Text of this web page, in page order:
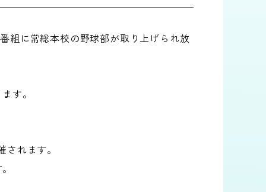
組に常総本校の野球部が取り上げられ放
す。
れます。